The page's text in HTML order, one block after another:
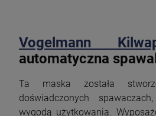
Vogelmann
automatyczna
Ta maska została
doświadczonych
wygodą użytkowania.